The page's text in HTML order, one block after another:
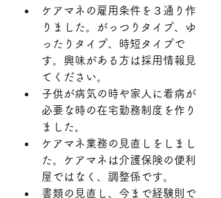
ケアマネの雇用条件を３通り作
りました。がっつりタイプ、ゆ
ったりタイプ、時短タイプで
す。興味がある方は採用情報見
てください。
子供が病気の時や家人に看病が
必要な時の在宅勤務制度を作り
ました。
ケアマネ業務の見直しをしまし
た。ケアマネは介護保険の便利
屋ではなく、調整係です。
書類の見直し、今まで経験則で